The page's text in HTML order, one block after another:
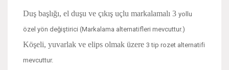
Duş başlığı, el duşu ve çıkış uçlu markalamalı 3 yollu
özel yön değiştirici (Markalama alternatifleri mevcuttur.)
Köşeli, yuvarlak ve elips olmak üzere 3 tip rozet alternatifi
mevcuttur.